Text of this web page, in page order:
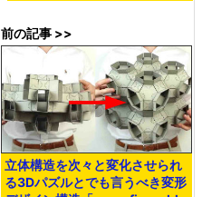
前の記事 >>
立体構造を次々と変化させられ
る3Dパズルとでも言うべき変形